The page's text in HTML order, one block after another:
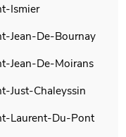
Ismier
Jean-De-Bournay
Jean-De-Moirans
Just-Chaleyssin
Laurent-Du-Pont